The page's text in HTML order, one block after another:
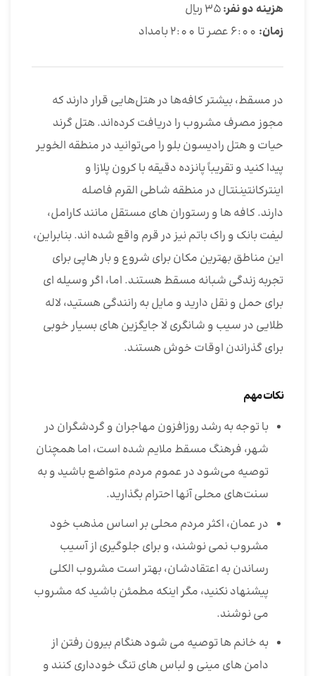
هزینه دو نفر:
زمان:
در مسقط، بیشتر کافه‌ها در هتل‌هایی قرار دارند که
مجوز مصرف مشروب را دریافت کرده‌اند. هتل گرند
حیات و هتل رادیسون بلو را می‌توانید در منطقه الخویر
پیدا کنید و تقریباً پانزده دقیقه با کرون پلازا و
اینترکانتیننتال در منطقه شاطی القرم فاصله
دارند. کافه ها و رستوران های مستقل مانند کارامل،
لیفت بانک و راک باتم نیز در قرم واقع شده اند. بنابراین،
این مناطق بهترین مکان برای شروع و بار هاپی برای
تجربه زندگی شبانه مسقط هستند. اما، اگر وسیله ای
برای حمل و نقل دارید و مایل به رانندگی هستید، لاله
طلایی در سیب و شانگری لا جایگزین های بسیار خوبی
برای گذراندن اوقات خوش هستند.
نکات مهم
با توجه به رشد روزافزون مهاجران و گردشگران در
شهر، فرهنگ مسقط ملایم شده است، اما همچنان
توصیه می‌شود در عموم مردم متواضع باشید و به
سنت‌های محلی آنها احترام بگذارید.
در عمان، اکثر مردم محلی بر اساس مذهب خود
مشروب نمی نوشند، و برای جلوگیری از آسیب
رساندن به اعتقادشان، بهتر است مشروب الکلی
پیشنهاد نکنید، مگر اینکه مطمئن باشید که مشروب
می نوشند.
به خانم ها توصیه می شود هنگام بیرون رفتن از
دامن های مینی و لباس های تنگ خودداری کنند و